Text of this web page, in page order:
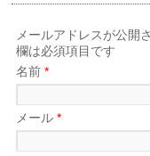
メールアドレスが公開
欄は必須項目です
名前*
メール*